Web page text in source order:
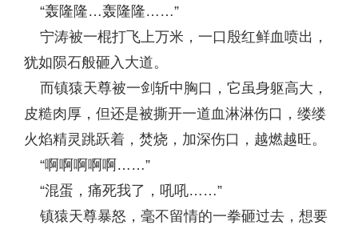
“轰隆隆…轰隆隆……”
宁涛被一棍打飞上万米，一口殷红鲜血喷出，
犹如陨石般砸入大道。
而镇猿天尊被一剑斩中胸口，它虽身躯高大，
皮糙肉厚，但还是被撕开一道血淋淋伤口，缕缕
火焰精灵跳跃着，焚烧，加深伤口，越燃越旺。
“啊啊啊啊啊……”
“混蛋，痛死我了，吼吼……”
镇猿天尊暴怒，毫不留情的一拳砸过去，想要